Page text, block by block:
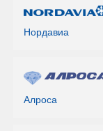
Нордавиа
Алроса